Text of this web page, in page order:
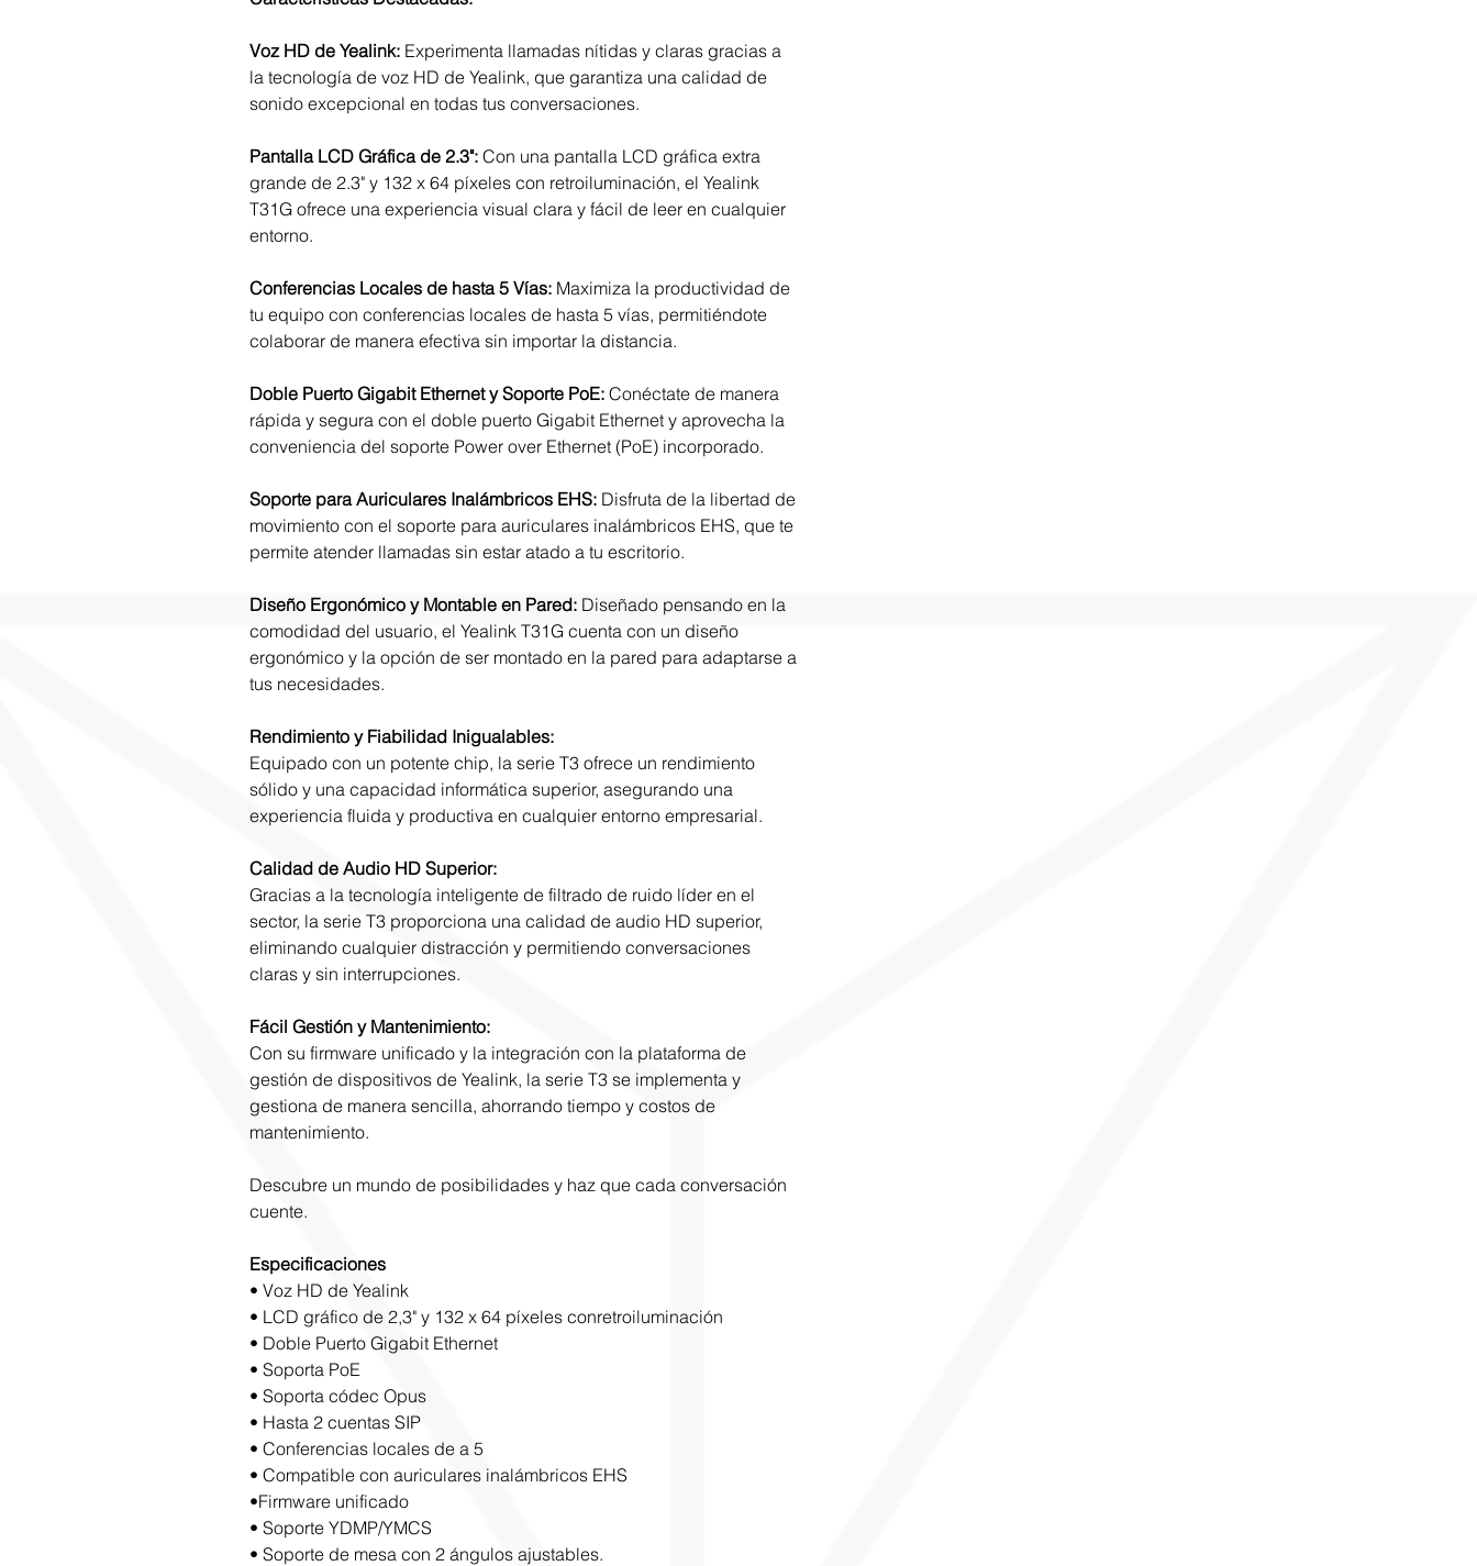
Voz HD de Yealink: Experimenta llamadas nítidas y claras gracias a
la tecnología de voz HD de Yealink, que garantiza una calidad de
sonido excepcional en todas tus conversaciones.
Pantalla LCD Gráfica de 2.3": Con una pantalla LCD gráfica extra
grande de 2.3" y 132 x 64 píxeles con retroiluminación, el Yealink
T31G ofrece una experiencia visual clara y fácil de leer en cualquier
entorno.
Conferencias Locales de hasta 5 Vías: Maximiza la productividad de
tu equipo con conferencias locales de hasta 5 vías, permitiéndote
colaborar de manera efectiva sin importar la distancia.
Doble Puerto Gigabit Ethernet y Soporte PoE: Conéctate de manera
rápida y segura con el doble puerto Gigabit Ethernet y aprovecha la
conveniencia del soporte Power over Ethernet (PoE) incorporado.
Soporte para Auriculares Inalámbricos EHS: Disfruta de la libertad de
movimiento con el soporte para auriculares inalámbricos EHS, que te
permite atender llamadas sin estar atado a tu escritorio.
Diseño Ergonómico y Montable en Pared: Diseñado pensando en la
comodidad del usuario, el Yealink T31G cuenta con un diseño
ergonómico y la opción de ser montado en la pared para adaptarse a
tus necesidades.
Rendimiento y Fiabilidad Inigualables:
Equipado con un potente chip, la serie T3 ofrece un rendimiento
sólido y una capacidad informática superior, asegurando una
experiencia fluida y productiva en cualquier entorno empresarial.
Calidad de Audio HD Superior:
Gracias a la tecnología inteligente de filtrado de ruido líder en el
sector, la serie T3 proporciona una calidad de audio HD superior,
eliminando cualquier distracción y permitiendo conversaciones
claras y sin interrupciones.
Fácil Gestión y Mantenimiento:
Con su firmware unificado y la integración con la plataforma de
gestión de dispositivos de Yealink, la serie T3 se implementa y
gestiona de manera sencilla, ahorrando tiempo y costos de
mantenimiento.
Descubre un mundo de posibilidades y haz que cada conversación
cuente.
Especificaciones
• Voz HD de Yealink
• LCD gráfico de 2,3" y 132 x 64 píxeles conretroiluminación
• Doble Puerto Gigabit Ethernet
• Soporta PoE
• Soporta códec Opus
• Hasta 2 cuentas SIP
• Conferencias locales de a 5
• Compatible con auriculares inalámbricos EHS
•Firmware unificado
• Soporte YDMP/YMCS
• Soporte de mesa con 2 ángulos ajustables.